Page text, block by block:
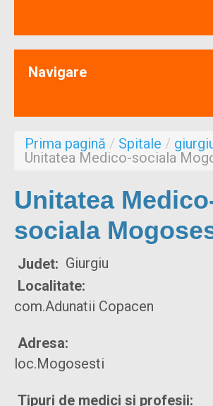
Noutati & Cercetari
Aproape de mine
Despre noi
Navigare
Prima pagină / Spitale /
Unitatea Medico-sociala
Unitatea
sociala
Judet: Giurgiu
Localitate:
com.Adunatii Copacen
Adresa:
loc.Mogosesti
Tipuri de medici si profesii: